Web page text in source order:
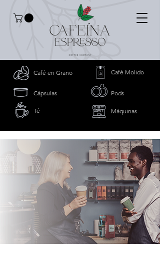
Café en Grano
Cápsulas
Té
Café Molido
Pods
Máquinas